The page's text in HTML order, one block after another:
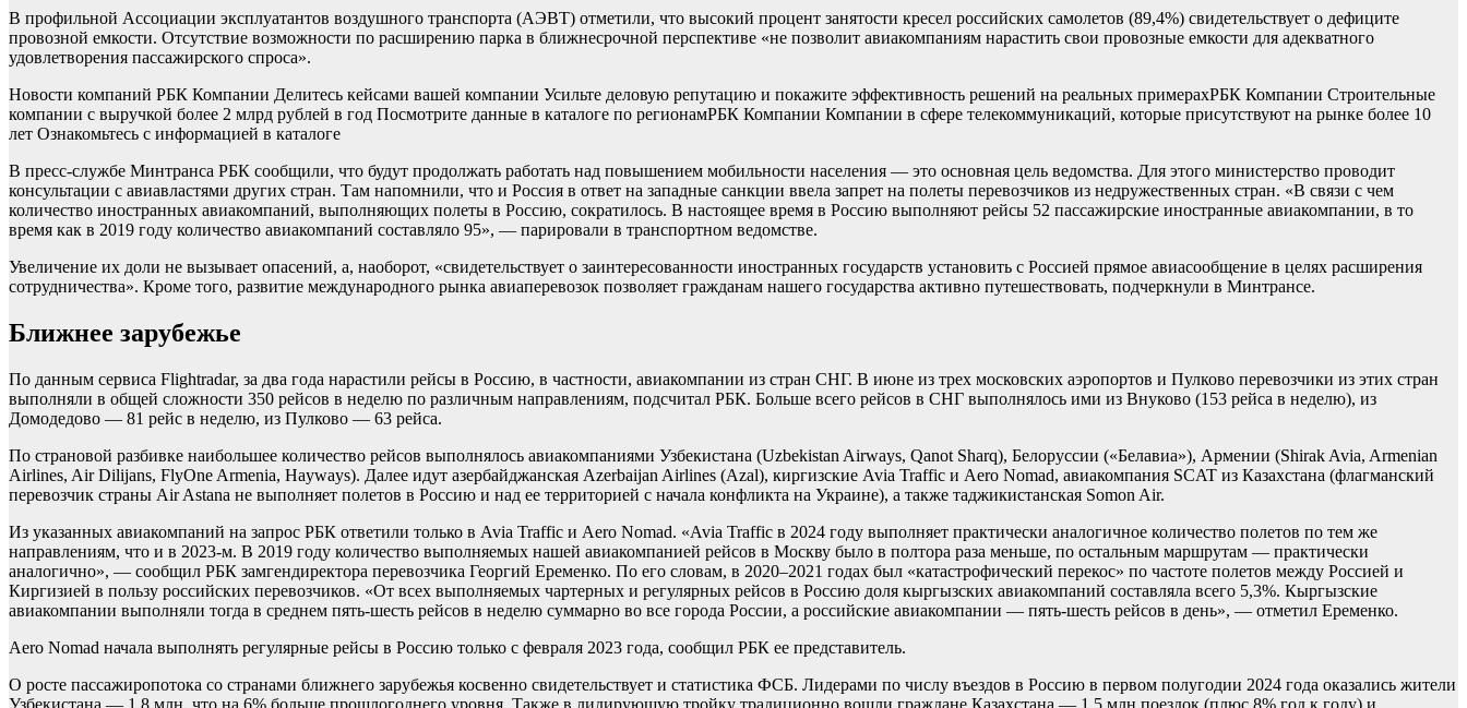
В профильной Ассоциации эксплуатантов воздушного транспорта (АЭВТ) отметили, что высокий процент занятости кресел российских самолетов (89,4%) свидетельствует о дефиците
провозной емкости. Отсутствие возможности по расширению парка в ближнесрочной перспективе «не позволит авиакомпаниям нарастить свои провозные емкости для адекватного
удовлетворения пассажирского спроса».
Новости компаний РБК Компании Делитесь кейсами вашей компании Усильте деловую репутацию и покажите эффективность решений на реальных примерахРБК Компании Строительные
компании с выручкой более 2 млрд рублей в год Посмотрите данные в каталоге по регионамРБК Компании Компании в сфере телекоммуникаций, которые присутствуют на рынке более 10
лет Ознакомьтесь с информацией в каталоге
В пресс-службе Минтранса РБК сообщили, что будут продолжать работать над повышением мобильности населения — это основная цель ведомства. Для этого министерство проводит
консультации с авиавластями других стран. Там напомнили, что и Россия в ответ на западные санкции ввела запрет на полеты перевозчиков из недружественных стран. «В связи с чем
количество иностранных авиакомпаний, выполняющих полеты в Россию, сократилось. В настоящее время в Россию выполняют рейсы 52 пассажирские иностранные авиакомпании, в то
время как в 2019 году количество авиакомпаний составляло 95», — парировали в транспортном ведомстве.
Увеличение их доли не вызывает опасений, а, наоборот, «свидетельствует о заинтересованности иностранных государств установить с Россией прямое авиасообщение в целях расширения
сотрудничества». Кроме того, развитие международного рынка авиаперевозок позволяет гражданам нашего государства активно путешествовать, подчеркнули в Минтрансе.
Ближнее зарубежье
По данным сервиса Flightradar, за два года нарастили рейсы в Россию, в частности, авиакомпании из стран СНГ. В июне из трех московских аэропортов и Пулково перевозчики из этих стран
выполняли в общей сложности 350 рейсов в неделю по различным направлениям, подсчитал РБК. Больше всего рейсов в СНГ выполнялось ими из Внуково (153 рейса в неделю), из
Домодедово — 81 рейс в неделю, из Пулково — 63 рейса.
По страновой разбивке наибольшее количество рейсов выполнялось авиакомпаниями Узбекистана (Uzbekistan Airways, Qanot Sharq), Белоруссии («Белавиа»), Армении (Shirak Avia, Armenian
Airlines, Air Dilijans, FlyOne Armenia, Hayways). Далее идут азербайджанская Azerbaijan Airlines (Azal), киргизские Avia Traffic и Aero Nomad, авиакомпания SCAT из Казахстана (флагманский
перевозчик страны Air Astana не выполняет полетов в Россию и над ее территорией с начала конфликта на Украине), а также таджикистанская Somon Air.
Из указанных авиакомпаний на запрос РБК ответили только в Avia Traffic и Aero Nomad. «Avia Traffic в 2024 году выполняет практически аналогичное количество полетов по тем же
направлениям, что и в 2023-м. В 2019 году количество выполняемых нашей авиакомпанией рейсов в Москву было в полтора раза меньше, по остальным маршрутам — практически
аналогично», — сообщил РБК замгендиректора перевозчика Георгий Еременко. По его словам, в 2020–2021 годах был «катастрофический перекос» по частоте полетов между Россией и
Киргизией в пользу российских перевозчиков. «От всех выполняемых чартерных и регулярных рейсов в Россию доля кыргызских авиакомпаний составляла всего 5,3%. Кыргызские
авиакомпании выполняли тогда в среднем пять-шесть рейсов в неделю суммарно во все города России, а российские авиакомпании — пять-шесть рейсов в день», — отметил Еременко.
Aero Nomad начала выполнять регулярные рейсы в Россию только с февраля 2023 года, сообщил РБК ее представитель.
О росте пассажиропотока со странами ближнего зарубежья косвенно свидетельствует и статистика ФСБ. Лидерами по числу въездов в Россию в первом полугодии 2024 года оказались жители